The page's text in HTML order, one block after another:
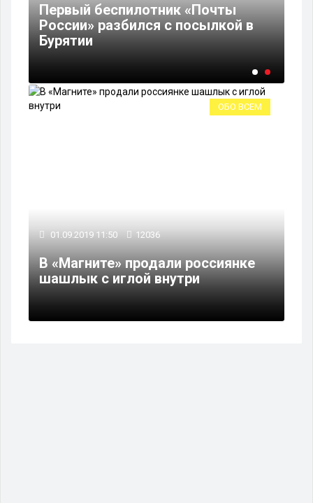
Первый беспилотник «Почты
России» разбился с посылкой в
Бурятии
ОБО ВСЕМ
01.09.2019 11:50 12036
В «Магните» продали россиянке
шашлык с иглой внутри